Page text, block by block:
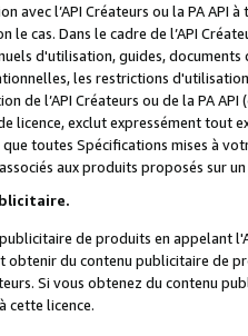
avec l’API Créateurs ou la PA
le cas. Dans le cadre de l’API
d'utilisation, guides,
les restrictions
de l’API Créateurs ou de la PA
licence, exclut expressément tout
toutes Spécifications mises à
aux produits proposés sur
de produits en appelant
obtenir du contenu publicitaire de
Si vous obtenez du contenu
cette licence.